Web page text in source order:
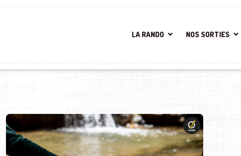
LA RANDO NOS SORTIES